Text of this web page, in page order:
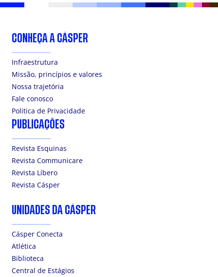
CONHEÇA A CÁSPER
Infraestrutura
Missão, princípios e valores
Nossa trajetória
Fale conosco
Politica de Privacidade
PUBLICAÇÕES
Revista Esquinas
Revista Communicare
Revista Líbero
Revista Cásper
UNIDADES DA CÁSPER
Cásper Conecta
Atlética
Biblioteca
Central de Estágios